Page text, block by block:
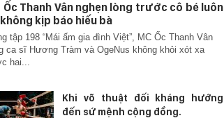
Ốc Thanh Vân nghẹn lòng trước cô bé luôn
kịp báo hiếu bà
tập 198 “Mái ấm gia đình Việt”, MC Ốc Thanh Vân
ca sĩ Hương Tràm và OgeNus không khỏi xót xa
hai...
Khi võ thuật đối kháng hướng
đến sứ mệnh cộng đồng.